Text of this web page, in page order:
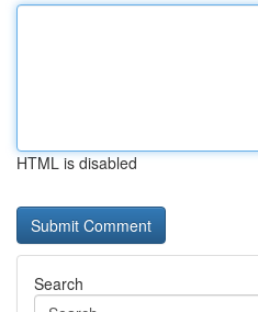
HTML is disabled
Search